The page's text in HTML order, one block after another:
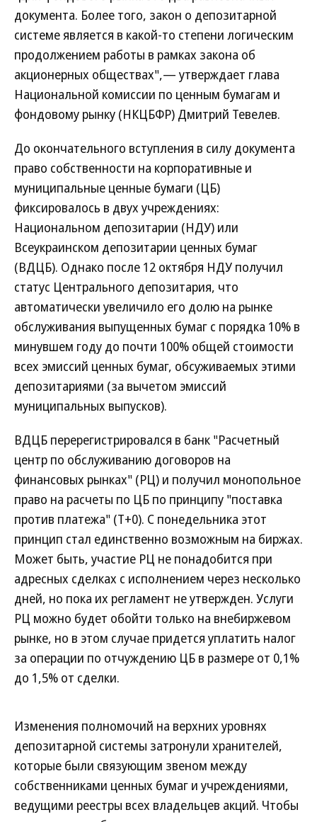
документа. Более того, закон о депозитарной
системе является в какой-то степени логическим
продолжением работы в рамках закона об
акционерных обществах",— утверждает глава
Национальной комиссии по ценным бумагам и
фондовому рынку (НКЦБФР) Дмитрий Тевелев.
До окончательного вступления в силу документа
право собственности на корпоративные и
муниципальные ценные бумаги (ЦБ)
фиксировалось в двух учреждениях:
Национальном депозитарии (НДУ) или
Всеукраинском депозитарии ценных бумаг
(ВДЦБ). Однако после 12 октября НДУ получил
статус Центрального депозитария, что
автоматически увеличило его долю на рынке
обслуживания выпущенных бумаг с порядка 10% в
минувшем году до почти 100% общей стоимости
всех эмиссий ценных бумаг, обсуживаемых этими
депозитариями (за вычетом эмиссий
муниципальных выпусков).
ВДЦБ перерегистрировался в банк "Расчетный
центр по обслуживанию договоров на
финансовых рынках" (РЦ) и получил монопольное
право на расчеты по ЦБ по принципу "поставка
против платежа" (Т+0). С понедельника этот
принцип стал единственно возможным на биржах.
Может быть, участие РЦ не понадобится при
адресных сделках с исполнением через несколько
дней, но пока их регламент не утвержден. Услуги
РЦ можно будет обойти только на внебиржевом
рынке, но в этом случае придется уплатить налог
за операции по отчуждению ЦБ в размере от 0,1%
до 1,5% от сделки.
Изменения полномочий на верхних уровнях
депозитарной системы затронули хранителей,
которые были связующим звеном между
собственниками ценных бумаг и учреждениями,
ведущими реестры всех владельцев акций. Чтобы